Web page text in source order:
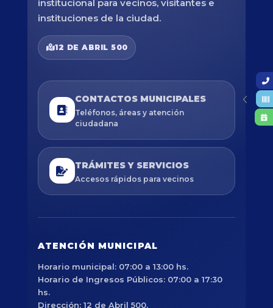
institucional para vecinos, visitantes e
instituciones de la ciudad.
12 DE ABRIL 500
CONTACTOS MUNICIPALES
Teléfonos, áreas y atención
ciudadana
TRÁMITES Y SERVICIOS
Accesos rápidos para vecinos
ATENCIÓN MUNICIPAL
Horario municipal: 07:00 a 13:00 hs.
Horario de Ingresos Públicos: 07:00 a 17:30
hs.
Dirección: 12 de Abril 500.